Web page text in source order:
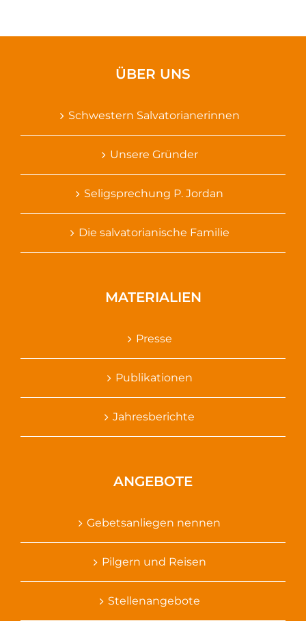
ÜBER UNS
Schwestern Salvatorianerinnen
Unsere Gründer
Seligsprechung P. Jordan
Die salvatorianische Familie
MATERIALIEN
Presse
Publikationen
Jahresberichte
ANGEBOTE
Gebetsanliegen nennen
Pilgern und Reisen
Stellenangebote